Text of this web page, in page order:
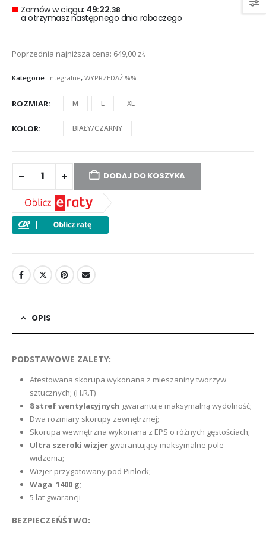
wynosiła:
699,00 zł.
wynosi:
649,00 zł.
Zamów w ciągu: 49:22.38
a otrzymasz następnego dnia roboczego
Poprzednia najniższa cena: 649,00 zł.
Kategorie: Integralne, WYPRZEDAŻ %%
ROZMIAR M L XL
KOLOR BIAŁY/CZARNY
DODAJ DO KOSZYKA
OPIS
PODSTAWOWE ZALETY:
Atestowana skorupa wykonana z mieszaniny tworzyw
sztucznych; (H.R.T)
8 stref wentylacyjnych gwarantuje maksymalną wydolność;
Dwa rozmiary skorupy zewnętrznej;
Skorupa wewnętrzna wykonana z EPS o różnych gęstościach;
Ultra szeroki wizjergwarantujący maksymalne pole
widzenia;
Wizjer przygotowany pod Pinlock;
Waga 1400 g;
5 lat gwarancji
BEZPIECZEŃŚTWO: